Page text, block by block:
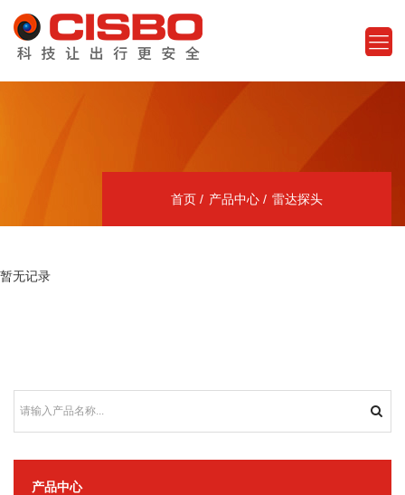
首页 产品中心 雷达探头
暂无记录
产品中心